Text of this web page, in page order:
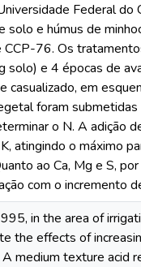
Federal do
e húmus de
76. Os
e 4 épocas de
em
foram
o N. A adição
atingindo o máximo
ao Ca, Mg e S,
com o incremento
in the area of
the effects of
medium texture